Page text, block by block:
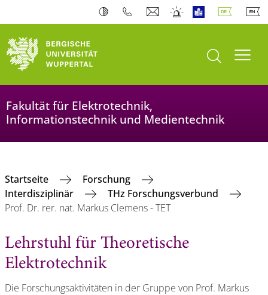
Suche öffnen
Fakultät für Elektrotechnik,
Informationstechnik und Medientechnik
Startseite
Forschung
Interdisziplinär
THz Forschungsverbund
Prof. Dr. rer. nat. Markus Clemens - TET
Lehrstuhl für Theoretische
Elektrotechnik
Die Forschungsaktivitäten in der Gruppe von Prof. Markus